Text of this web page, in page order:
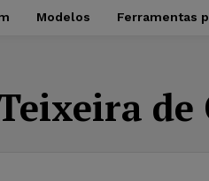
Modelos Ferramentas